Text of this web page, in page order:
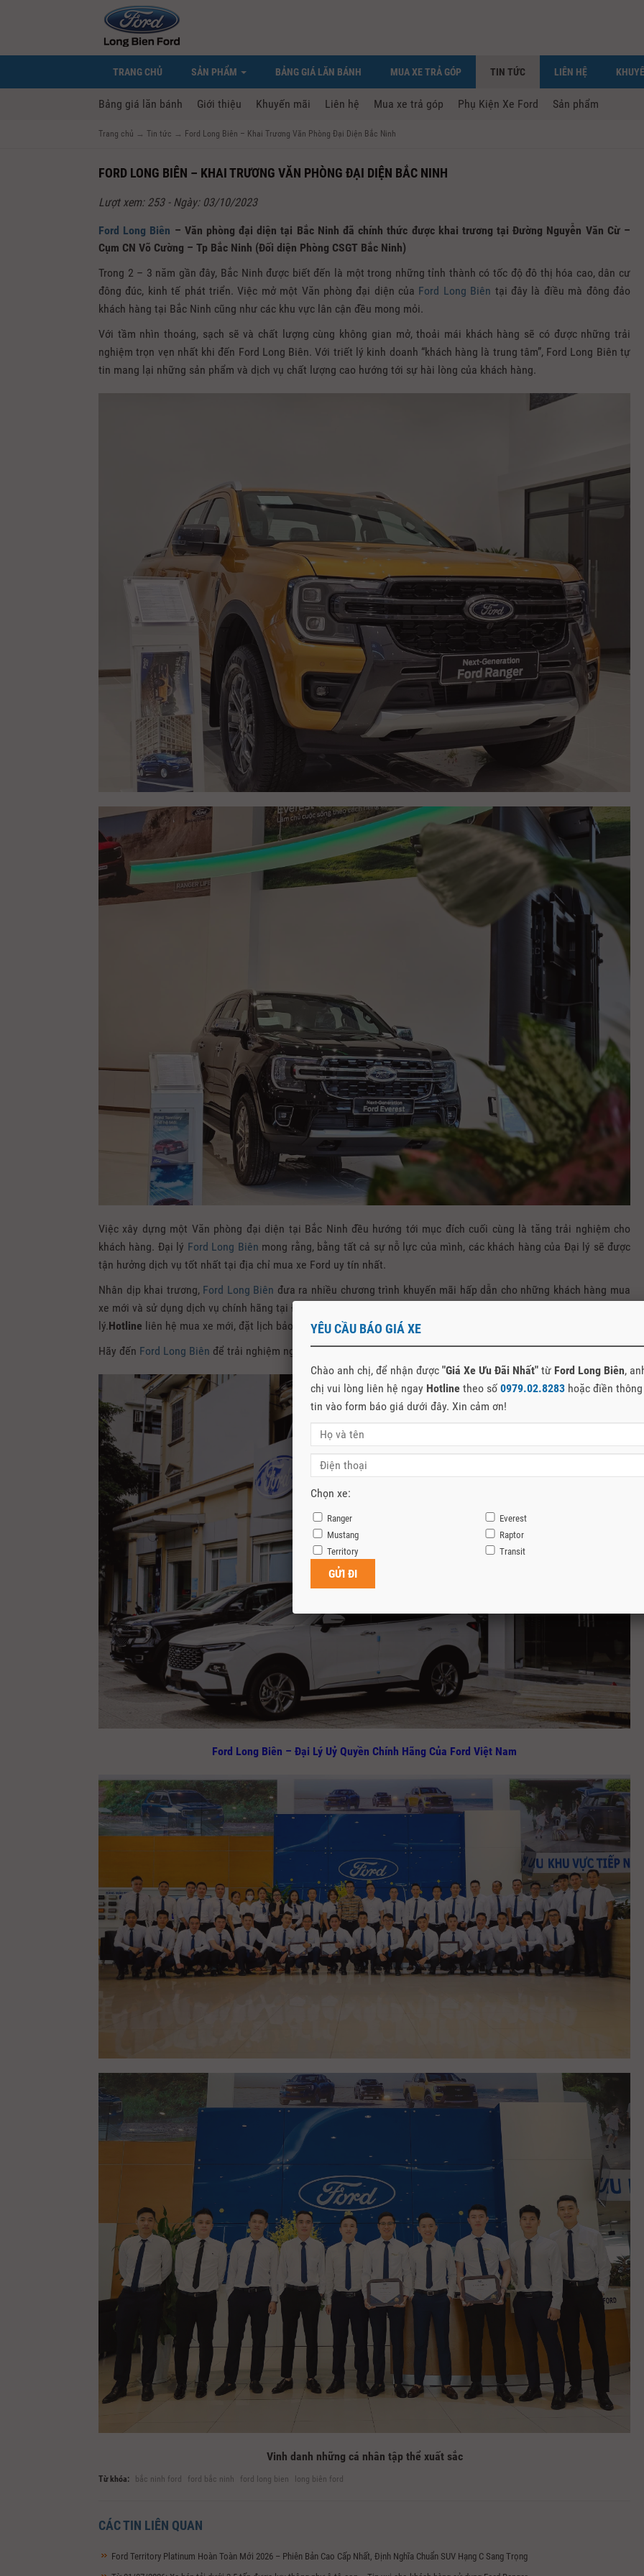
TRANG CHỦ SẢN PHẨM BẢNG GIÁ LĂN BÁNH MUA XE TRẢ GÓP TIN TỨC LIÊN HỆ
Bảng giá lăn bánh Giới thiệu Khuyến mãi Liên hệ Mua xe trả góp Phụ Kiện Xe Ford Sản phẩm
Trang chủ → Tin tức → Ford Long Biên – Khai Trương Văn Phòng Đại Diện Bắc Ninh
FORD LONG BIÊN – KHAI TRƯƠNG VĂN PHÒNG ĐẠI DIỆN BẮC NINH
Lượt xem: 253 - Ngày: 03/10/2023
Ford Long Biên – Văn phòng đại diện tại Bắc Ninh đã chính thức được khai trương tại Đường Nguyễn Văn Cừ –
Cụm CN Võ Cường – Tp Bắc Ninh (Đối diện Phòng CSGT Bắc Ninh)
Trong 2 – 3 năm gần đây, Bắc Ninh được biết đến là một trong những tỉnh thành có tốc độ đô thị hóa cao, dân cư
đông đúc, kinh tế phát triển. Việc mở một Văn phòng đại diện của Ford Long Biên tại đây là điều mà đông đảo
khách hàng tại Bắc Ninh cũng như các khu vực lân cận đều mong mỏi.
Với tầm nhìn thoáng, sạch sẽ và chất lượng cùng không gian mở, thoải mái khách hàng sẽ có được những trải
nghiệm trọn vẹn nhất khi đến Ford Long Biên. Với triết lý kinh doanh “khách hàng là trung tâm”, Ford Long Biên tự
tin mang lại những sản phẩm và dịch vụ chất lượng cao hướng tới sự hài lòng của khách hàng.
Việc xây dựng một Văn phòng đại diện tại Bắc Ninh đều hướng tới mục đích cuối cùng là tăng trải nghiệm cho
khách hàng. Đại lý Ford Long Biên mong rằng, bằng tất cả sự nỗ lực của mình, các khách hàng của Đại lý sẽ được
tận hưởng dịch vụ tốt nhất tại địa chỉ mua xe Ford uy tín nhất.
Nhân dịp khai trương, Ford Long Biên đưa ra nhiều chương trình khuyến mãi hấp dẫn cho những khách hàng mua
xe mới và sử dụng dịch vụ chính hãng tại Đại lý. Thông tin chi tiết về chương trình, vui lòng liên hệ trực tiếp với Đại
lý.Hotline liên hệ mua xe mới, đặt lịch bảo dưỡng0979028283
Hãy đến Ford Long Biên để trải nghiệm ngay hôm nay!
Ford Long Biên – Đại Lý Uỷ Quyền Chính Hãng Của Ford Việt Nam
Vinh danh những cá nhân tập thể xuất sắc
Từ khóa: bắc ninh ford ford bắc ninh ford long bien long biên ford
CÁC TIN LIÊN QUAN
Ford Territory Platinum Hoàn Toàn Mới 2026 – Phiên Bản Cao Cấp Nhất, Định Nghĩa Chuẩn SUV Hạng C Sang Trọng
YÊU CẦU BÁO GIÁ XE
Chào anh chị, để nhận được "Giá Xe Ưu Đãi Nhất" từ Ford Long Biên,
chị vui lòng liên hệ ngay Hotline theo số 0979.02.8283 hoặc điền thông
tin vào form báo giá dưới đây. Xin cảm ơn!
Chọn xe:
Ranger
Everest
Mustang
Raptor
Territory
Transit